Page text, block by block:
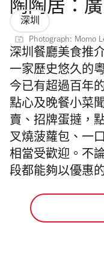
陶陶居：
深圳
Photograph: Momo
深圳餐廳美食推
一家歷史悠久的
今已有超過百年
點心及晚餐小菜
賣、招牌蛋撻，
叉燒菠蘿包、一
相當受歡迎。不
段都能夠以優惠